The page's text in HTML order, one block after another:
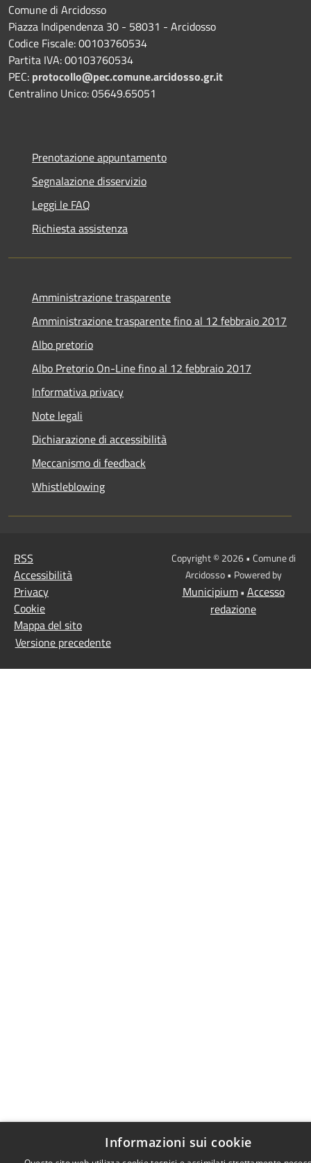
Comune di Arcidosso
Piazza Indipendenza 30 - 58031 - Arcidosso
Codice Fiscale: 00103760534
Partita IVA: 00103760534
PEC: protocollo@pec.comune.arcidosso.gr.it
Centralino Unico: 05649.65051
Prenotazione appuntamento
Segnalazione disservizio
Leggi le FAQ
Richiesta assistenza
Amministrazione trasparente
Amministrazione trasparente fino al 12 febbraio 2017
Albo pretorio
Albo Pretorio On-Line fino al 12 febbraio 2017
Informativa privacy
Note legali
Dichiarazione di accessibilità
Meccanismo di feedback
Whistleblowing
RSS
Accessibilità
Privacy
Cookie
Mappa del sito
Versione precedente
Copyright © 2026 • Comune di
Arcidosso • Powered by
Municipium• Accesso
redazione
Informazioni sui cookie